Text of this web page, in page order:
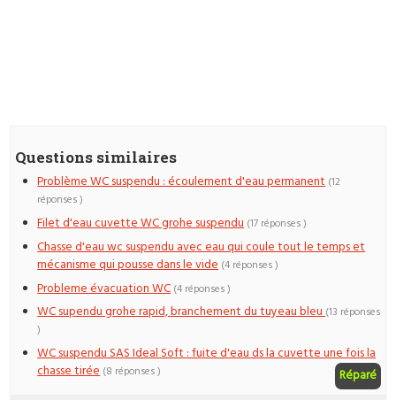
Questions similaires
Problème WC suspendu : écoulement d'eau permanent (12
réponses )
Filet d'eau cuvette WC grohe suspendu (17 réponses )
Chasse d'eau wc suspendu avec eau qui coule tout le temps et
mécanisme qui pousse dans le vide (4 réponses )
Probleme évacuation WC (4 réponses )
WC supendu grohe rapid, branchement du tuyeau bleu(13 réponses
)
WC suspendu SAS Ideal Soft : fuite d'eau ds la cuvette une fois la
chasse tirée
Réparé
(8 réponses )